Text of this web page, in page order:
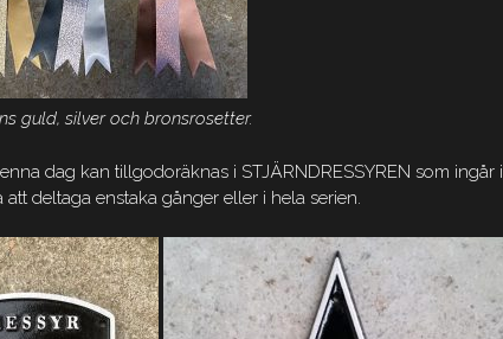
guld, silver och bronsrosetter.
dag kan tillgodoräknas i STJÄRNDRESSYREN som ingår i
att deltaga enstaka gånger eller i hela serien.